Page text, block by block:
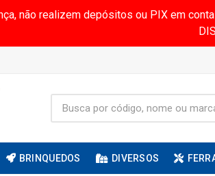
não realizem depósitos ou PIX em
BRINQUEDOS DIVERSOS